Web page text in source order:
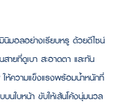
มอลอย่างเรียบหรู ด้วยดีไซน์
ายที่ดูเบา สะอาดตา และทัน
ห้ความแข็งแรงพร้อมน้ำหนักที่
นใบหน้า ขับให้เส้นโค้งนุ่มนวล